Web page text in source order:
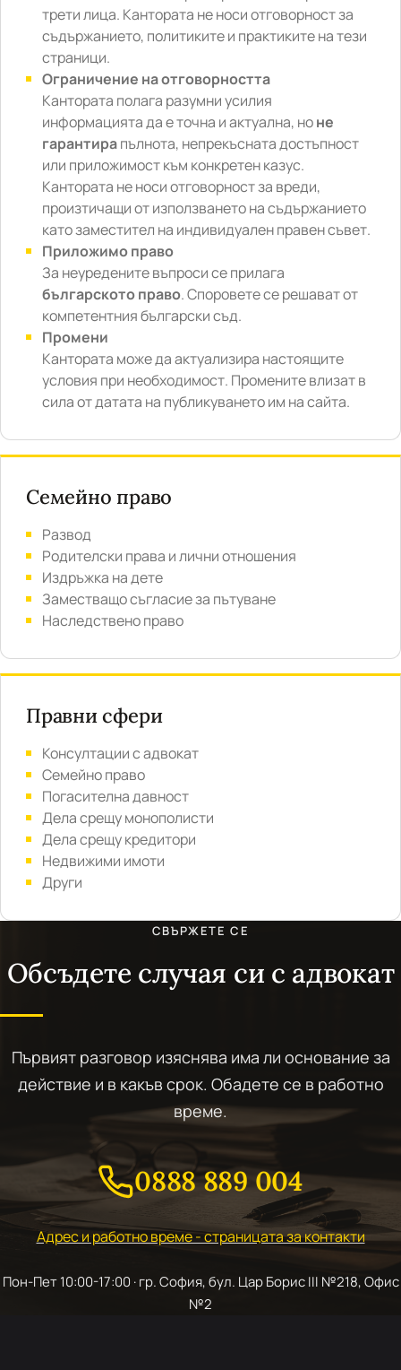
трети лица. Кантората не носи отговорност за
съдържанието, политиките и практиките на тези
страници.
Ограничение на отговорността
Кантората полага разумни усилия
информацията да е точна и актуална, ноне
гарантирапълнота, непрекъсната достъпност
или приложимост към конкретен казус.
Кантората не носи отговорност за вреди,
произтичащи от използването на съдържанието
като заместител на индивидуален правен съвет.
Приложимо право
За неуредените въпроси се прилага
българското право. Споровете се решават от
компетентния български съд.
Промени
Кантората може да актуализира настоящите
условия при необходимост. Промените влизат в
сила от датата на публикуването им на сайта.
Семейно право
Развод
Родителски права и лични отношения
Издръжка на дете
Заместващо съгласие за пътуване
Наследствено право
Правни сфери
Консултации с адвокат
Семейно право
Погасителна давност
Дела срещу монополисти
Дела срещу кредитори
Недвижими имоти
Други
СВЪРЖЕТЕ СЕ
Обсъдете случая си с адвокат
Първият разговор изяснява има ли основание за
действие и в какъв срок. Обадете се в работно
време.
0888 889 004
Адрес и работно време - страницата за контакти
Пон-Пет 10:00-17:00 · гр. София, бул. Цар Борис III №218, Офис
№2